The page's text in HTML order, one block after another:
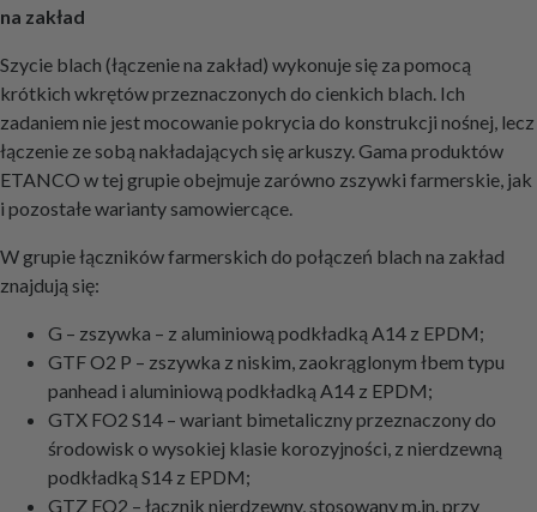
na zakład
Szycie blach (łączenie na zakład) wykonuje się za pomocą
krótkich wkrętów przeznaczonych do cienkich blach. Ich
zadaniem nie jest mocowanie pokrycia do konstrukcji nośnej, lecz
łączenie ze sobą nakładających się arkuszy. Gama produktów
ETANCO w tej grupie obejmuje zarówno zszywki farmerskie, jak
i pozostałe warianty samowiercące.
W grupie łączników farmerskich do połączeń blach na zakład
znajdują się:
G – zszywka – z aluminiową podkładką A14 z EPDM;
GTF O2 P – zszywka z niskim, zaokrąglonym łbem typu
panhead i aluminiową podkładką A14 z EPDM;
GTX FO2 S14 – wariant bimetaliczny przeznaczony do
środowisk o wysokiej klasie korozyjności, z nierdzewną
podkładką S14 z EPDM;
GTZ FO2 – łącznik nierdzewny, stosowany m.in. przy